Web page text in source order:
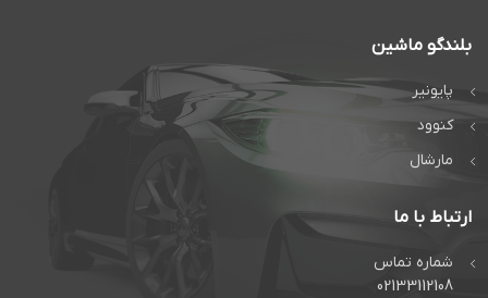
بلندگو ماشین
پایونیر
کنوود
مارشال
ارتباط با ما
شماره تماس
02133112108